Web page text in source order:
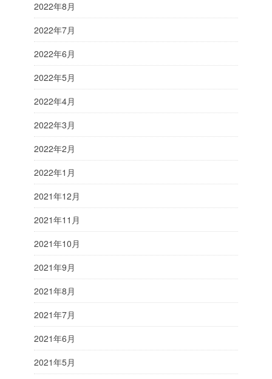
2022年8月
2022年7月
2022年6月
2022年5月
2022年4月
2022年3月
2022年2月
2022年1月
2021年12月
2021年11月
2021年10月
2021年9月
2021年8月
2021年7月
2021年6月
2021年5月